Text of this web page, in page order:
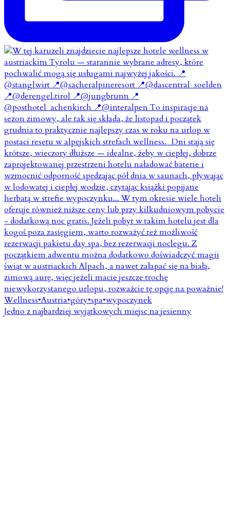
Jedno z najbardziej wyjątkowych miejsc na jesienny